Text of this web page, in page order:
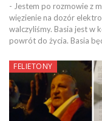
- Jestem po rozmowie z
więzienie na dozór
walczyliśmy. Basia jest w
powrót do życia. Basia
FELIETONY